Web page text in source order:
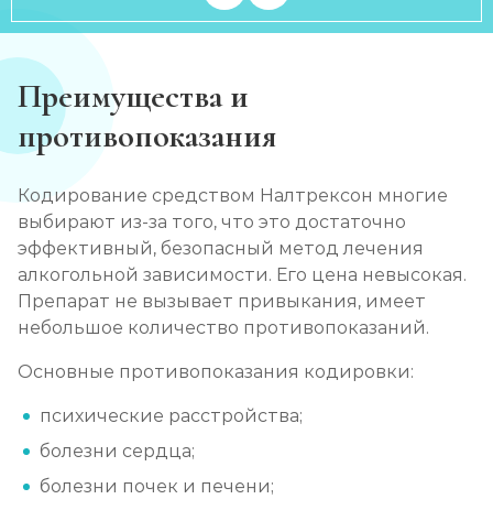
Преимущества и
противопоказания
Кодирование средством Налтрексон многие
выбирают из-за того, что это достаточно
эффективный, безопасный метод лечения
алкогольной зависимости. Его цена невысокая.
Препарат не вызывает привыкания, имеет
небольшое количество противопоказаний.
Основные противопоказания кодировки:
психические расстройства;
болезни сердца;
болезни почек и печени;